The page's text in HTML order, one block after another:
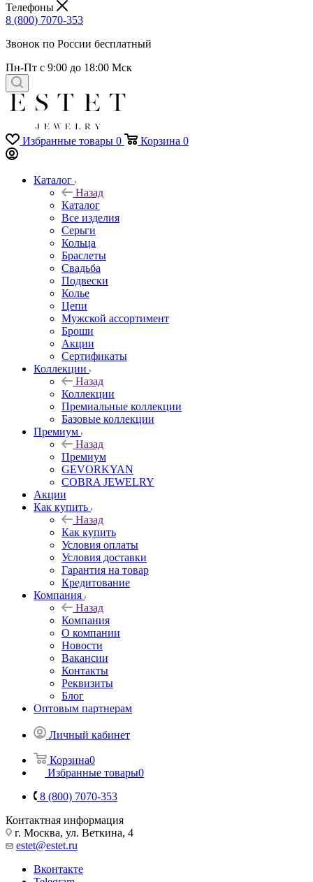
Телефоны
8 (800) 7070-353
Звонок по России бесплатный
Пн-Пт с 9:00 до 18:00 Мск
Избранные товары 0 Корзина 0
Каталог
Назад
Каталог
Все изделия
Серьги
Кольца
Браслеты
Свадьба
Подвески
Колье
Цепи
Мужской ассортимент
Броши
Акции
Сертификаты
Коллекции
Назад
Коллекции
Премиальные коллекции
Базовые коллекции
Премиум
Назад
Премиум
GEVORKYAN
COBRA JEWELRY
Акции
Как купить
Назад
Как купить
Условия оплаты
Условия доставки
Гарантия на товар
Кредитование
Компания
Назад
Компания
О компании
Новости
Вакансии
Контакты
Реквизиты
Блог
Оптовым партнерам
Личный кабинет
Корзина0
Избранные товары0
8 (800) 7070-353
Контактная информация
г. Москва, ул. Веткина, 4
estet@estet.ru
Вконтакте